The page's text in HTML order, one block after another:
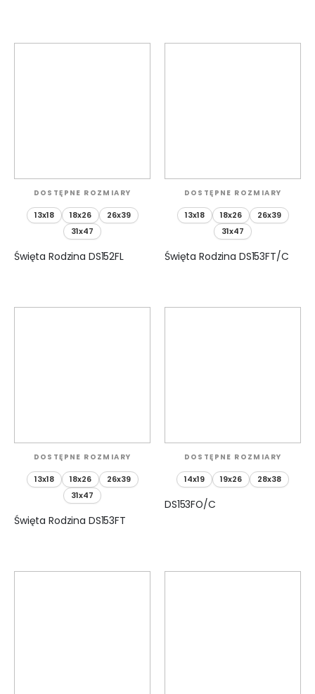
DOSTĘPNE ROZMIARY
13x18 18x26
26x39
31x47
Święta Rodzina DS152FL
DOSTĘPNE ROZMIARY
13x18 18x26
26x39
31x47
Święta Rodzina DS153FT/C
DOSTĘPNE ROZMIARY
13x18 18x26
26x39
31x47
Święta Rodzina DS153FT
DOSTĘPNE ROZMIARY
14x19 19x26 28x38
DS153FO/C